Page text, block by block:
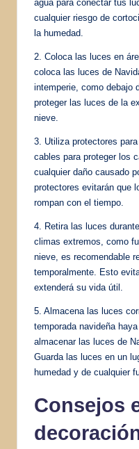
agua para conectar tus
cualquier riesgo de
la humedad.
2. Coloca las luces en
coloca las luces de
intemperie, como debajo
proteger las luces de la
nieve.
3. Utiliza protectores
cables para proteger los
cualquier daño causado
protectores evitarán que
rompan con el tiempo.
4. Retira las luces
climas extremos, como
nieve, es recomendable
temporalmente. Esto
extenderá su vida útil.
5. Almacena las luces
temporada navideña
almacenar las luces de
Guarda las luces en un
humedad y de cualquier
Consejos